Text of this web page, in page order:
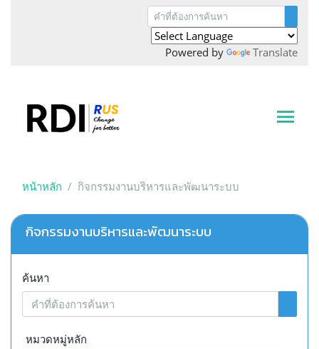
Powered by Translate
หน้าหลัก กิจกรรมงานบริหารและพัฒนาระบบ
กิจกรรมงานบริหารและพัฒนาระบบ
ค้นหา
หมวดหมู่หลัก